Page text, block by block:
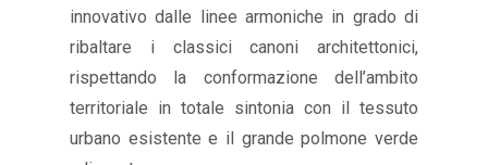
innovativo dalle linee armoniche in grado di
ribaltare i classici canoni architettonici,
rispettando la conformazione dell’ambito
territoriale in totale sintonia con il tessuto
urbano esistente e il grande polmone verde